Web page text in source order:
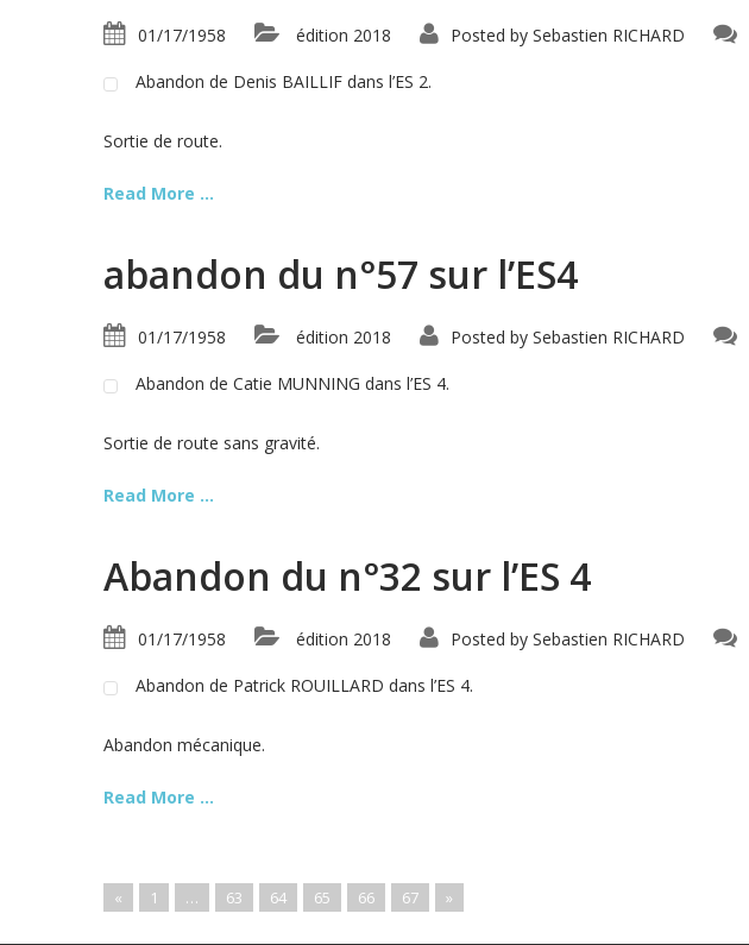
01/17/1958 édition 2018 Posted by Sebastien RICHARD
Abandon de Denis BAILLIF dans l’ES 2.
Sortie de route.
Read More ...
abandon du n°57 sur l’ES4
01/17/1958 édition 2018 Posted by Sebastien RICHARD
Abandon de Catie MUNNING dans l’ES 4.
Sortie de route sans gravité.
Read More ...
Abandon du n°32 sur l’ES 4
01/17/1958 édition 2018 Posted by Sebastien RICHARD
Abandon de Patrick ROUILLARD dans l’ES 4.
Abandon mécanique.
Read More ...
« 1 … 63 64 65 66 67 »